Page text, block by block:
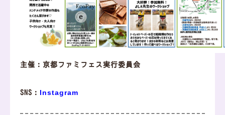
主催：京都ファミフェス実行委員会
SNS： Instagram